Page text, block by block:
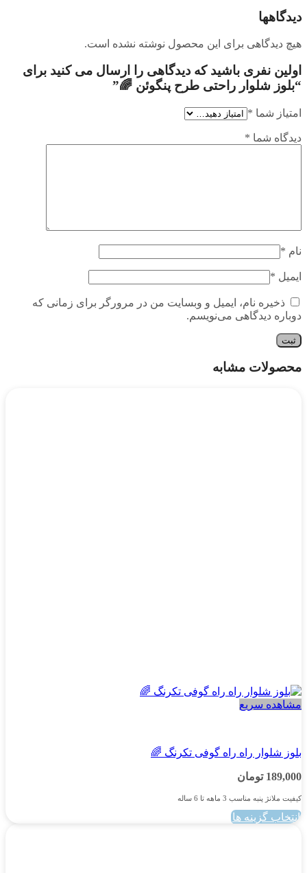
دیدگاهها
هیچ دیدگاهی برای این محصول نوشته نشده است.
اولین نفری باشید که دیدگاهی را ارسال می کنید برای
“بلوز شلوار راحتی طرح پنگوئن 🌈”
امتیاز شما *
دیدگاه شما *
نام *
ایمیل *
ذخیره نام، ایمیل و وبسایت من در مرورگر برای زمانی که
دوباره دیدگاهی می‌نویسم.
محصولات مشابه
مشاهده سریع
بلوز شلوار راه راه گوفی تکرنگ 🌈
189,000 تومان
کیفیت ملانژ پنبه مناسب 3 ماهه تا 6 ساله
انتخاب گزینه ها